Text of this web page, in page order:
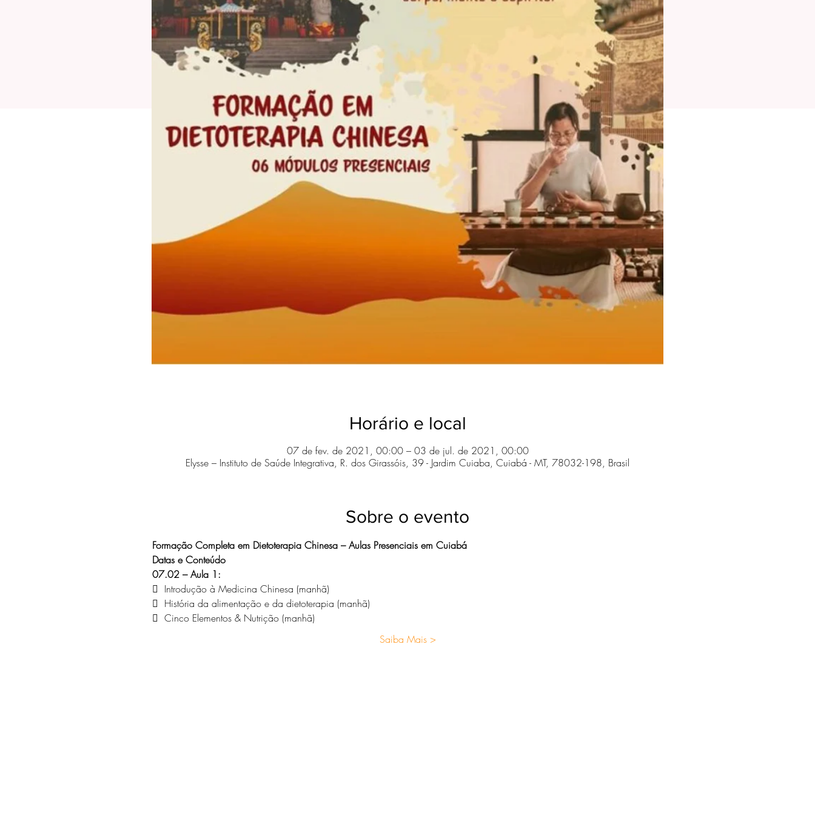
Horário e local
07 de fev. de 2021, 00:00 – 03 de jul. de 2021, 00:00
Elysse – Instituto de Saúde Integrativa, R. dos Girassóis, 39 - Jardim Cuiaba, Cuiabá - MT, 78032-198, Brasil
Sobre o evento
Formação Completa em Dietoterapia Chinesa – Aulas Presenciais em Cuiabá
Datas e Conteúdo
07.02 – Aula 1:
  Introdução à Medicina Chinesa (manhã)
  História da alimentação e da dietoterapia (manhã)
  Cinco Elementos & Nutrição (manhã)
Saiba Mais >